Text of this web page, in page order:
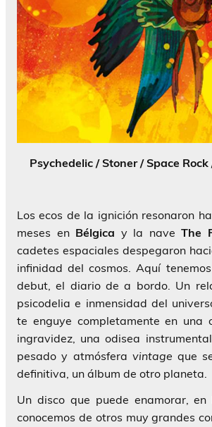
Psychedelic / Stoner / Space
Los ecos de la ignición resonaron
meses en Bélgica y la naveThe
cadetes espaciales despegaron
infinidad del cosmos. Aquí
debut, el diario de a bordo. Un
psicodelia e inmensidad del
te enguye completamente en una
ingravidez, una odisea
pesado y atmósfera vintage que
definitiva, un álbum de otro planeta.
Un disco que puede enamorar,
conocemos de otros muy grandes